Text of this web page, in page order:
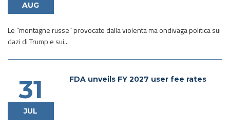
AUG
Le “montagne russe” provocate dalla violenta ma ondivaga politica sui
dazi di Trump e sui...
31
JUL
FDA unveils FY 2027 user fee rates